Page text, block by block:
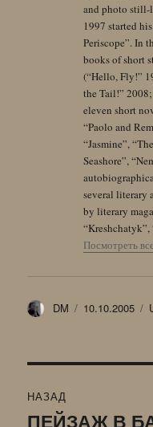
and photo still-
1997 started
Periscope”. In
books of short
(“Hello, Fly!”
the Tail!”
eleven short
“Paolo and
“Jasmine”,
Seashore”,
several literary
by literary
“Kreshchatyk”,
Посмотреть
Автор
DM Опубликовано
10.10.2005
по
НАЗАД
Предыдущая
ПЕЙЗАЖ В